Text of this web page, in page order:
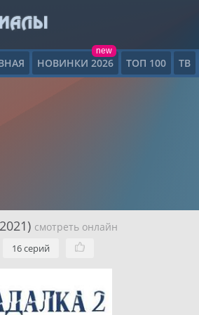
НОВИНКИ 2026
new
ТОП 100 ТВ
смотреть онлайн
16 серий